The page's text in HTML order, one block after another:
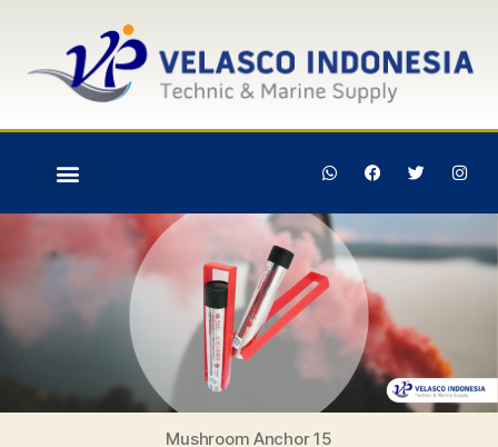
Mushroom Anchor 15